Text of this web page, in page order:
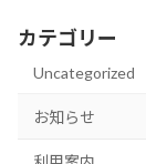
カテゴリー
Uncategorized
お知らせ